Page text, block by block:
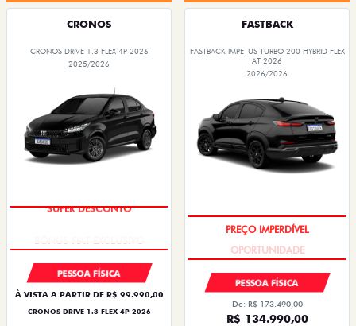
CRONOS
CRONOS DRIVE 1.3 FLEX 4P 2026
2025/2026
SUPER DESCONTO
PESSOA FÍSICA
À VISTA A PARTIR DE R$ 99.990,00
CRONOS DRIVE 1.3 FLEX 4P 2026
FASTBACK
FASTBACK IMPETUS TURBO 200 HYBRID FLEX
AT 2026
2026/2026
PREÇO IMPERDÍVEL
PESSOA FÍSICA
De: R$ 173.490,00
R$ 134.990,00